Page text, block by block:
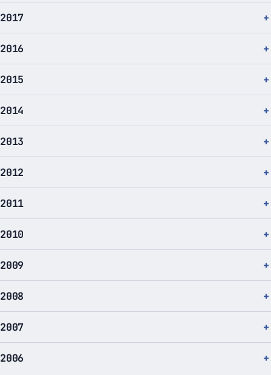
2017
2016
2015
2014
2013
2012
2011
2010
2009
2008
2007
2006